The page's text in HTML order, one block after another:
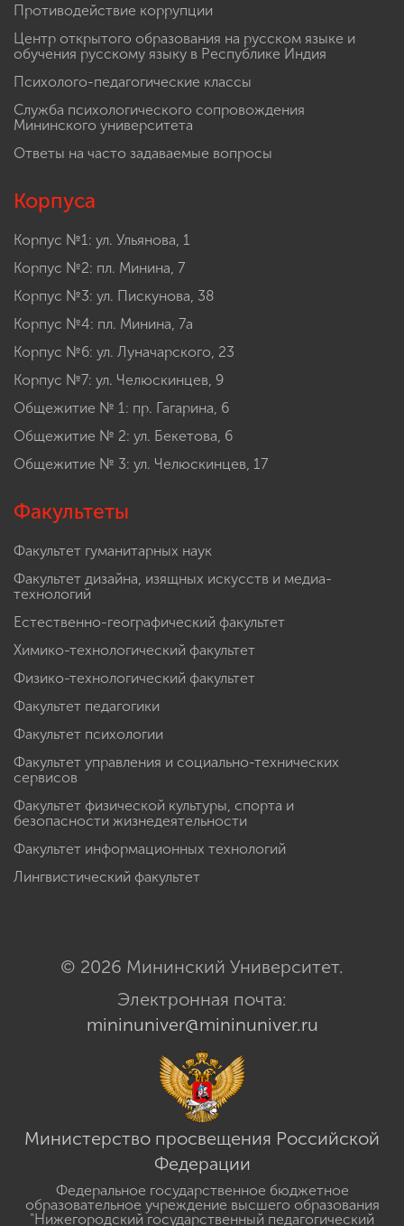
Противодействие коррупции
Центр открытого образования на русском языке и
обучения русскому языку в Республике Индия
Психолого-педагогические классы
Служба психологического сопровождения
Мининского университета
Ответы на часто задаваемые вопросы
Корпуса
Корпус №1: ул. Ульянова, 1
Корпус №2: пл. Минина, 7
Корпус №3: ул. Пискунова, 38
Корпус №4: пл. Минина, 7а
Корпус №6: ул. Луначарского, 23
Корпус №7: ул. Челюскинцев, 9
Общежитие № 1: пр. Гагарина, 6
Общежитие № 2: ул. Бекетова, 6
Общежитие № 3: ул. Челюскинцев, 17
Факультеты
Факультет гуманитарных наук
Факультет дизайна, изящных искусств и медиа-
технологий
Естественно-географический факультет
Химико-технологический факультет
Физико-технологический факультет
Факультет педагогики
Факультет психологии
Факультет управления и социально-технических
сервисов
Факультет физической культуры, спорта и
безопасности жизнедеятельности
Факультет информационных технологий
Лингвистический факультет
© 2026 Мининский Университет.
Электронная почта:
mininuniver@mininuniver.ru
Министерство просвещения Российской
Федерации
Федеральное государственное бюджетное
образовательное учреждение высшего образования
"Нижегородский государственный педагогический